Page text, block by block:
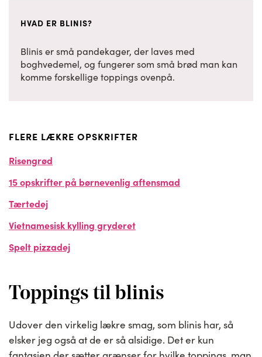
HVAD ER BLINIS?
Blinis er små pandekager, der laves med
boghvedemel, og fungerer som små brød man kan
komme forskellige toppings ovenpå.
FLERE LÆKRE OPSKRIFTER
Risengrød
15 opskrifter på børnevenlig aftensmad
Tærtedej
Vietnamesisk kylling gryderet
Spelt pizzadej
Toppings til blinis
Udover den virkelig lækre smag, som blinis har, så
elsker jeg også at de er så alsidige. Det er kun